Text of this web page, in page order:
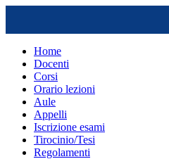
Home
Docenti
Corsi
Orario lezioni
Aule
Appelli
Iscrizione esami
Tirocinio/Tesi
Regolamenti